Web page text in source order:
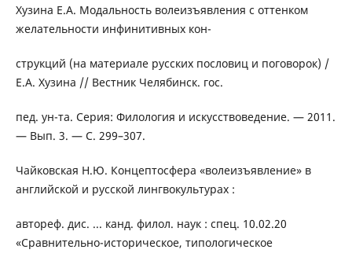
Хузина Е.А. Модальность волеизъявления с оттенком
желательности инфинитивных кон-
струкций (на материале русских пословиц и поговорок) /
Е.А. Хузина // Вестник Челябинск. гос.
пед. ун-та. Серия: Филология и искусствоведение. — 2011.
— Вып. 3. — С. 299–307.
Чайковская Н.Ю. Концептосфера «волеизъявление» в
английской и русской лингвокультурах :
автореф. дис. ... канд. филол. наук : спец. 10.02.20
«Сравнительно-историческое, типологическое